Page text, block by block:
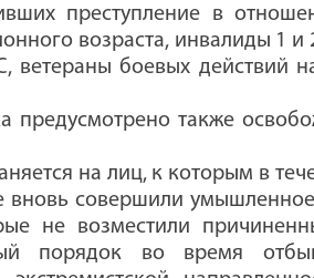
преступление в
возраста, инвалиды 1
боевых действий
предусмотрено также
на лиц, к которым в
совершили
не возместили
порядок во время